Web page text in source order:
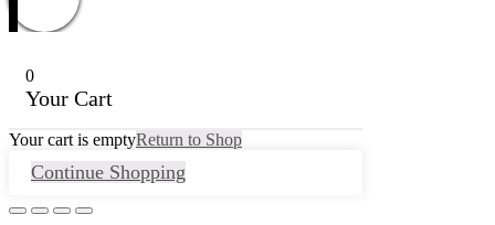
0
Your Cart
Your cart is emptyReturn to Shop
Continue Shopping